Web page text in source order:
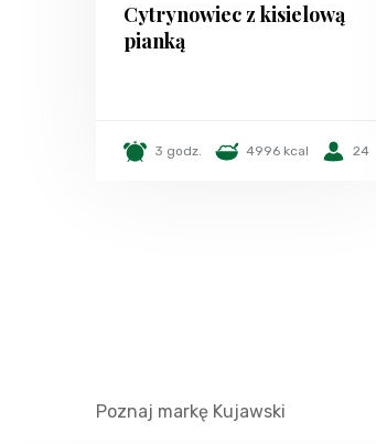
Cytrynowiec z kisielową
pianką
3 godz. 4996 kcal 24
Poznaj markę Kujawski